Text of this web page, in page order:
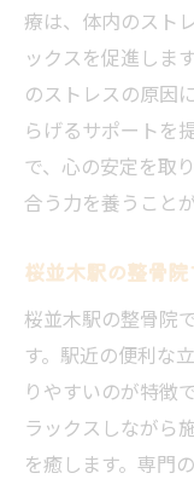
療は、体内のスト
ックスを促進しま
のストレスの原因
らげるサポートを
で、心の安定を取
合う力を養うこと
桜並木駅の整骨
桜並木駅の整骨院
す。駅近の便利な
りやすいのが特徴
ラックスしながら
を癒します。専門